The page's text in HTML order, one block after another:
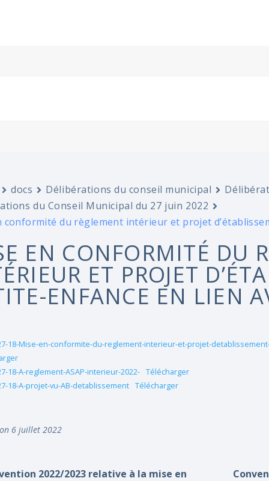
docs Délibérations du conseil municipal
du Conseil Municipal du 27 juin 2022
conformité du règlement intérieur et projet
EN CONFORMITÉ DU
ET PROJET
ENFANCE EN LIEN
18-Mise-en-conformite-du-reglement-interieur-et-projet-
18-A-reglement-ASAP-interieur-2022- Télécharger
18-A-projet-vu-AB-detablissement Télécharger
6 juillet 2022
2022/2023 relative à la mise en